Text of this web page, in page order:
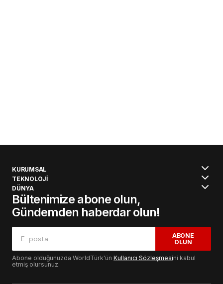
KURUMSAL
TEKNOLOJİ
DÜNYA
Bültenimize abone olun,
Gündemden haberdar olun!
ABONE
OLUN
Abone olduğunuzda WorldTürk'ün Kullanıcı Sözleşmesini kabul
etmiş olursunuz.